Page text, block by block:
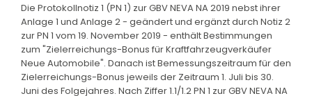
Die Protokollnotiz 1 (PN 1) zur GBV NEVA NA 2019 nebst ihrer
Anlage 1 und Anlage 2 - geändert und ergänzt durch Notiz 2
zur PN 1 vom 19. November 2019 - enthält Bestimmungen
zum "Zielerreichungs-Bonus für Kraftfahrzeugverkäufer
Neue Automobile". Danach ist Bemessungszeitraum für den
Zielerreichungs-Bonus jeweils der Zeitraum 1. Juli bis 30.
Juni des Folgejahres. Nach Ziffer 1.1/1.2 PN 1 zur GBV NEVA NA